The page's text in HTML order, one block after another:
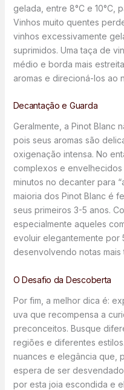
gelada, entre 8°C e 10°C,
Vinhos muito quentes
vinhos excessivamente
suprimidos. Uma taça de
médio e borda mais
aromas e direcioná-los ao
Decantação e Guarda
Geralmente, a Pinot Blanc
pois seus aromas são
oxigenação intensa. No
complexos e
minutos no decanter para
maioria dos Pinot Blanc é
seus primeiros 3-5 anos.
especialmente aqueles
evoluir elegantemente por
desenvolvendo notas mais
O Desafio da Descoberta
Por fim, a melhor dica é:
uva que recompensa a
preconceitos. Busque
regiões e diferentes
nuances e elegância que,
espera de ser
por esta joia escondida e